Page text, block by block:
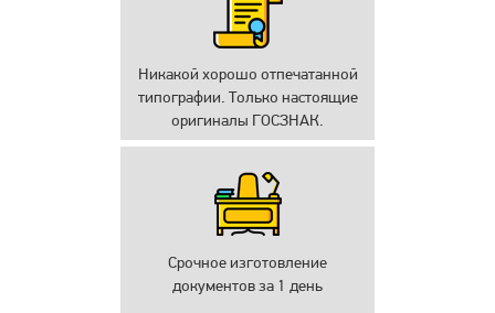
Никакой хорошо отпечатанной
типографии. Только настоящие
оригиналы ГОСЗНАК.
Срочное изготовление
документов за 1 день